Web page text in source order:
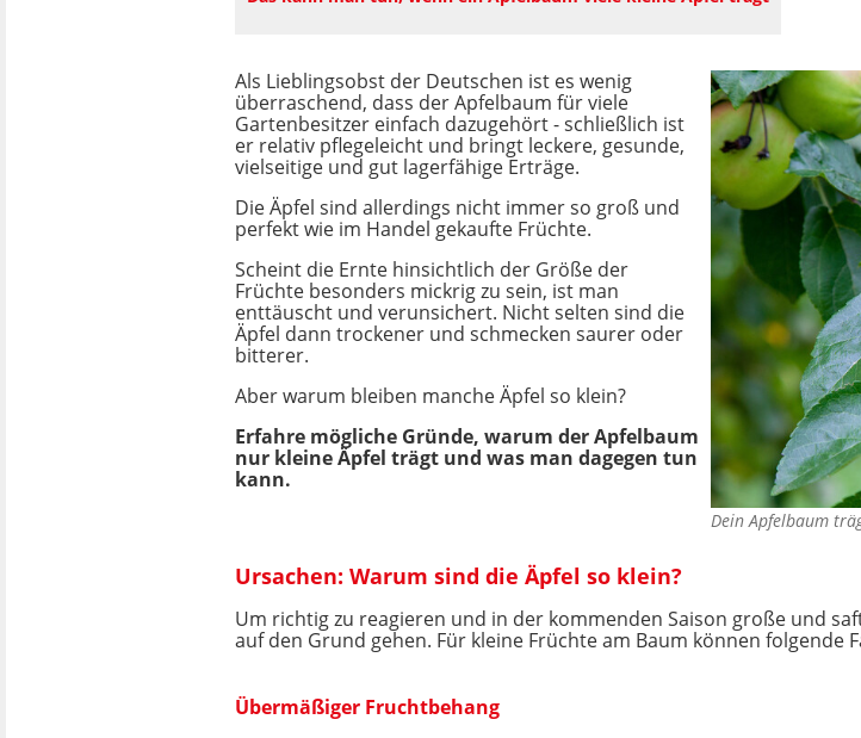
Dein Apfelbaum
Als Lieblingsobst der Deutschen ist es wenig
überraschend, dass der Apfelbaum für viele
Gartenbesitzer einfach dazugehört - schließlich ist
er relativ pflegeleicht und bringt leckere, gesunde,
vielseitige und gut lagerfähige Erträge.
Die Äpfel sind allerdings nicht immer so groß und
perfekt wie im Handel gekaufte Früchte.
Scheint die Ernte hinsichtlich der Größe der
Früchte besonders mickrig zu sein, ist man
enttäuscht und verunsichert. Nicht selten sind die
Äpfel dann trockener und schmecken saurer oder
bitterer.
Aber warum bleiben manche Äpfel so klein?
Erfahre mögliche Gründe, warum der Apfelbaum
nur kleine Äpfel trägt und was man dagegen tun
kann.
Ursachen: Warum sind die Äpfel so klein?
Um richtig zu reagieren und in der kommenden Saison große und
auf den Grund gehen. Für kleine Früchte am Baum können folgende
Übermäßiger Fruchtbehang